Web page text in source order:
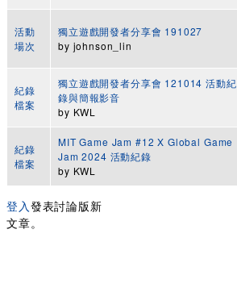
活動
場次
獨立遊戲開發者分享會 191027
by johnson_lin
紀錄
檔案
獨立遊戲開發者分享會 121014 活動紀
錄與簡報影音
by KWL
紀錄
檔案
MIT Game Jam #12 X Global Game
Jam 2024 活動紀錄
by KWL
登入 發表討論版新
文章。
頁面